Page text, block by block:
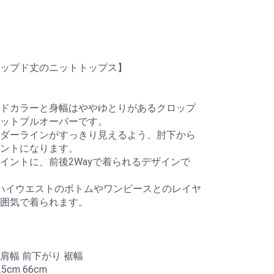
プド丈のニットトップス】
カラーと身幅はややゆとりがあるクロップ
トプルオーバーです。
ーラインがすっきり見えるよう、肘下から
トになります。
ントに、前後2Wayで着られるデザインで
イウエストのボトムやワンピースとのレイヤ
気で着られます。
幅 前下がり 裾幅
66cm